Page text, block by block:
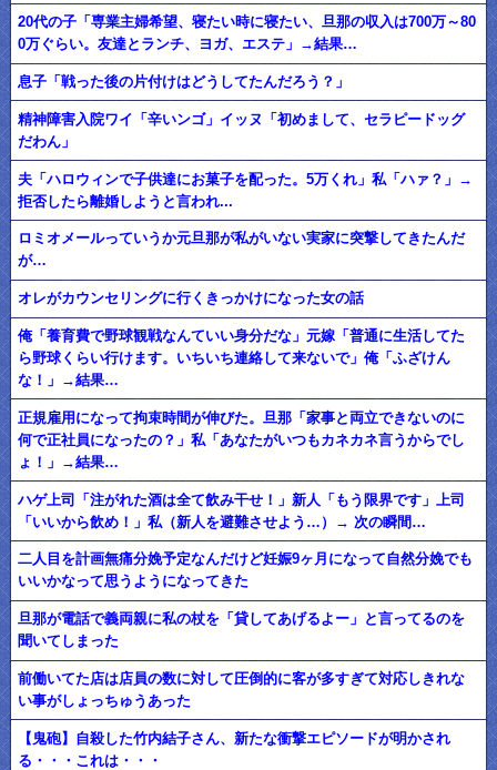
20代の子「専業主婦希望、寝たい時に寝たい、旦那の収入は700万～80
0万ぐらい。友達とランチ、ヨガ、エステ」→結果…
息子「戦った後の片付けはどうしてたんだろう？」
精神障害入院ワイ「辛いンゴ」イッヌ「初めまして、セラピードッグ
だわん」
夫「ハロウィンで子供達にお菓子を配った。5万くれ」私「ハァ？」→
拒否したら離婚しようと言われ...
ロミオメールっていうか元旦那が私がいない実家に突撃してきたんだ
が…
オレがカウンセリングに行くきっかけになった女の話
俺「養育費で野球観戦なんていい身分だな」元嫁「普通に生活してた
ら野球くらい行けます。いちいち連絡して来ないで」俺「ふざけん
な！」→結果…
正規雇用になって拘束時間が伸びた。旦那「家事と両立できないのに
何で正社員になったの？」私「あなたがいつもカネカネ言うからでし
ょ！」→結果…
ハゲ上司「注がれた酒は全て飲み干せ！」新人「もう限界です」上司
「いいから飲め！」私（新人を避難させよう…）→ 次の瞬間…
二人目を計画無痛分娩予定なんだけど妊娠9ヶ月になって自然分娩でも
いいかなって思うようになってきた
旦那が電話で義両親に私の杖を「貸してあげるよー」と言ってるのを
聞いてしまった
前働いてた店は店員の数に対して圧倒的に客が多すぎて対応しきれな
い事がしょっちゅうあった
【鬼砲】自殺した竹内結子さん、新たな衝撃エピソードが明かされ
る・・・これは・・・